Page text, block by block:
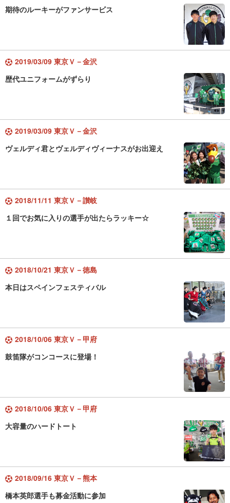
期待のルーキーがファンサービス
2019/03/09 東京Ｖ－金沢
歴代ユニフォームがずらり
2019/03/09 東京Ｖ－金沢
ヴェルディ君とヴェルディヴィーナスがお出迎え
2018/11/11 東京Ｖ－讃岐
１回でお気に入りの選手が出たらラッキー☆
2018/10/21 東京Ｖ－徳島
本日はスペインフェスティバル
2018/10/06 東京Ｖ－甲府
鼓笛隊がコンコースに登場！
2018/10/06 東京Ｖ－甲府
大容量のハードトート
2018/09/16 東京Ｖ－熊本
橋本英郎選手も募金活動に参加